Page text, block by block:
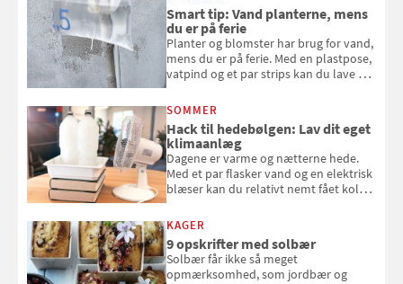
Smart tip: Vand planterne, mens
du er på ferie
Planter og blomster har brug for vand,
mens du er på ferie. Med en plastpose,
vatpind og et par strips kan du lave dit
at bede naboen om at vande eller
komme hjem til døde planter
SOMMER
Hack til hedebølgen: Lav dit eget
klimaanlæg
Dagene er varme og nætterne hede.
Med et par flasker vand og en elektrisk
blæser kan du relativt nemt fået koldt
og se, hvordan du gør
KAGER
9 opskrifter med solbær
Solbær får ikke så meget
opmærksomhed, som jordbær og